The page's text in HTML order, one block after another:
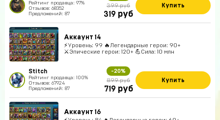
Рейтинг продавца: 97%
Отзывов: 68352
Предложений: 87
399 руб
319 руб
Купить
Аккаунт 14
⚡Уровень: 99 🔥Легендарные герои: 90+
⚔️Эпические герои: 120+ 💪Сила: 10 млн
Stitch
Рейтинг продавца: 100%
Отзывов: 67924
Предложений: 87
-20%
899 руб
719 руб
Купить
Аккаунт 16